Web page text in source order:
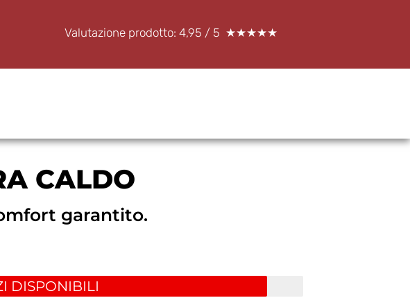
Valutazione prodotto: 4,95 / 5 ★★★★★
CALDO
garantito.
DISPONIBILI